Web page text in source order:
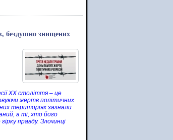
бездушно знищених
ХХ століття – це
жертв політичних
територіях зазнали
а ті, хто його
правду. Злочинці